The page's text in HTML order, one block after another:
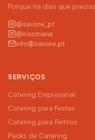
Porque há dias que
@savore_pt
@iriscmaria
info@savore.pt
SERVIÇOS
Catering Empresarial
Catering para Festas
Catering para Retiros
Packs de Catering